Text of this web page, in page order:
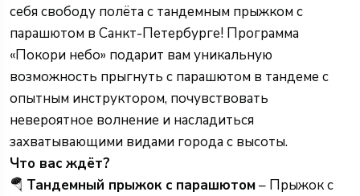
себя свободу полёта с тандемным прыжком с
парашютом в Санкт-Петербурге! Программа
«Покори небо» подарит вам уникальную
возможность прыгнуть с парашютом в тандеме с
опытным инструктором, почувствовать
невероятное волнение и насладиться
захватывающими видами города с высоты.
Что вас ждёт?
🪂 Тандемный прыжок с парашютом– Прыжок с